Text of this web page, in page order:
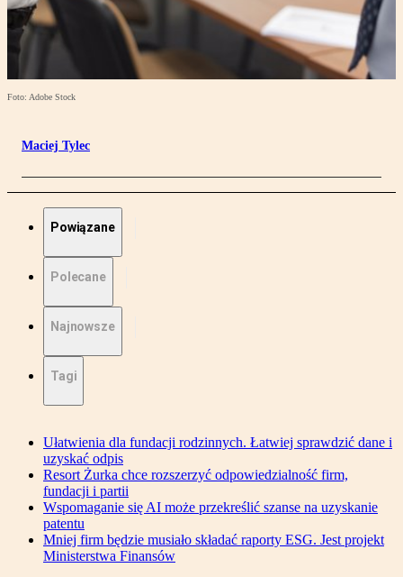
Foto: Adobe Stock
Maciej Tylec
Powiązane
Polecane
Najnowsze
Tagi
Ułatwienia dla fundacji rodzinnych. Łatwiej sprawdzić dane i
uzyskać odpis
Resort Żurka chce rozszerzyć odpowiedzialność firm,
fundacji i partii
Wspomaganie się AI może przekreślić szanse na uzyskanie
patentu
Mniej firm będzie musiało składać raporty ESG. Jest projekt
Ministerstwa Finansów